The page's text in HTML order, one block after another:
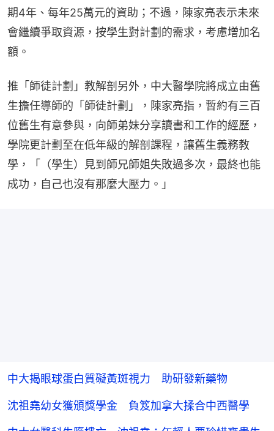
期4年、每年25萬元的資助；不過，陳家亮表示未來
會繼續爭取資源，按學生對計劃的需求，考慮增加名
額。
推「師徒計劃」教解剖另外，中大醫學院將成立由舊
生擔任導師的「師徒計劃」，陳家亮指，暫約有三百
位舊生有意參與，向師弟妹分享讀書和工作的經歷，
學院更計劃至在低年級的解剖課程，讓舊生義務教
學，「（學生）見到師兄師姐失敗過多次，最終也能
成功，自己也沒有那麼大壓力。」
中大揭眼球蛋白質礙黃斑視力 助研發新藥物
沈祖堯幼女獲頒獎學金 負笈加拿大揉合中西醫學